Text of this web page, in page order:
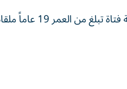
تكثف الأجهزة الأمنية بمحافظة القليوبية المصرية جهودها لكشف